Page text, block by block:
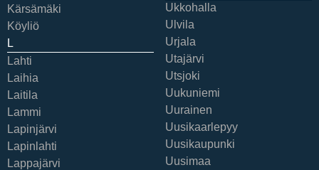
Kärsämäki
Köyliö
L
Lahti
Laihia
Laitila
Lammi
Lapinjärvi
Lapinlahti
Lappajärvi
Ukkohalla
Ulvila
Urjala
Utajärvi
Utsjoki
Uukuniemi
Uurainen
Uusikaarlepyy
Uusikaupunki
Uusimaa